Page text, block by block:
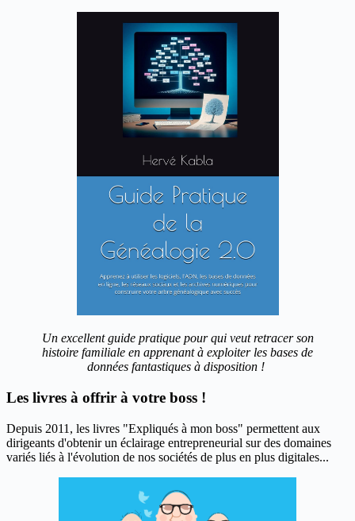
Un excellent guide pratique pour qui veut retracer son
histoire familiale en apprenant à exploiter les bases de
données fantastiques à disposition !
Les livres à offrir à votre boss !
Depuis 2011, les livres "Expliqués à mon boss" permettent aux
dirigeants d'obtenir un éclairage entrepreneurial sur des domaines
variés liés à l'évolution de nos sociétés de plus en plus digitales...